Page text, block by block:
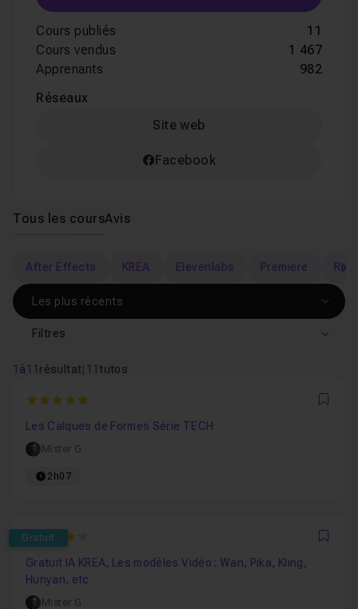
Cours publiés
11
Cours vendus
1 467
Apprenants
982
Réseaux
Site web
Facebook
Tous les coursAvis
After Effects KREA Elevenlabs Premiere
1 à11 résultat 11 tutos
Filtres
5
Les Calques de Formes Série TECH
Mister G
2h07
Gratuit
4
Gratuit IA KREA, Les modèles Vidéo : Wan, Pika, Kling,
Hunyan, etc
Mister G